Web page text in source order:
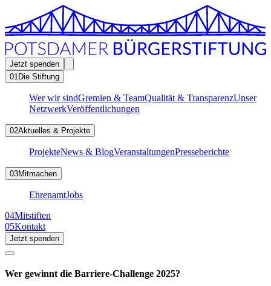
Jetzt spenden
01Die Stiftung
Wer wir sindGremien & TeamQualität & TransparenzUnser
NetzwerkVeröffentlichungen
02Aktuelles & Projekte
ProjekteNews & BlogVeranstaltungenPresseberichte
03Mitmachen
EhrenamtJobs
04Mitstiften
05Kontakt
Jetzt spenden
Wer gewinnt die Barriere-Challenge 2025?